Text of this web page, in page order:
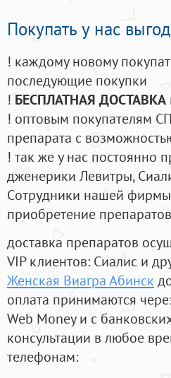
Покупать у нас
! каждому новому
последующие покупки
! БЕСПЛАТНАЯ ДОСТАВКА
! оптовым покупателям
препарата с
! так же у нас постоянно
дженерики Левитры,
Cотрудники нашей фирмы
приобретение
доставка препаратов
VIP клиентов: Сиалис и
Женская Виагра Абинск
оплата принимаются
Web Money и с
консультации в любое
телефонам: